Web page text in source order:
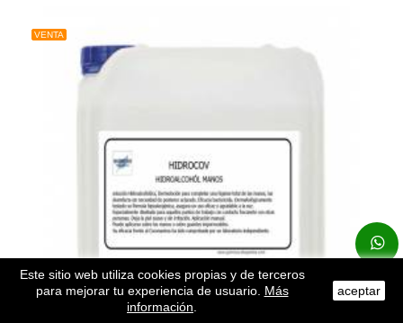
VENTA
Este sitio web utiliza cookies propias y de terceros
para mejorar tu experiencia de usuario. Más
información
aceptar
Subir